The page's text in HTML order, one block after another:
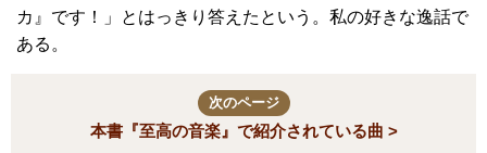
カ』です！」とはっきり答えたという。私の好きな逸話で
ある。
次のページ
本書『至高の音楽』で紹介され​ている曲 >